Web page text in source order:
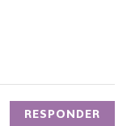
RESPONDER